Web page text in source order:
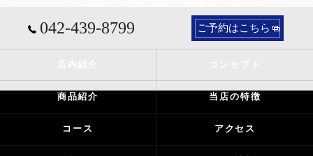
042-439-8799 ご予約はこちら
商品紹介 当店の特徴
コース アクセス